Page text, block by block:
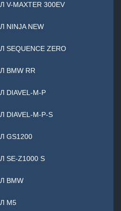
MAXTER 300EV
NEW
ZERO
RR
M-P
M-P-S
GS1200
Z1000 S
BMW
М5